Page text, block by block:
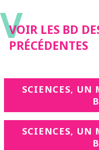
V
VOIR LES BD
PRÉCÉDENTES
SCIENCES, UN
SCIENCES, UN